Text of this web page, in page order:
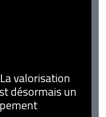
valorisation
désormais un